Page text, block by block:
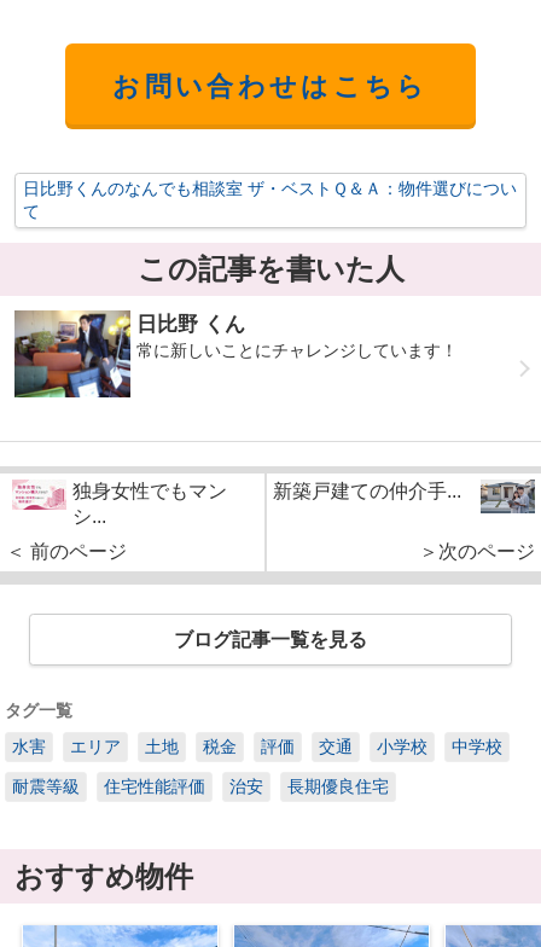
お問い合わせはこちら
日比野くんのなんでも相談室 ザ・ベストＱ＆Ａ：物件選びについ
て
この記事を書いた人
日比野 くん
常に新しいことにチャレンジしています！
独身女性でもマン
シ...
＜ 前のページ
新築戸建ての仲介手...
＞次のページ
ブログ記事一覧を見る
タグ一覧
水害
エリア 土地 税金 評価 交通 小学校 中学校
耐震等級 住宅性能評価 治安 長期優良住宅
おすすめ物件